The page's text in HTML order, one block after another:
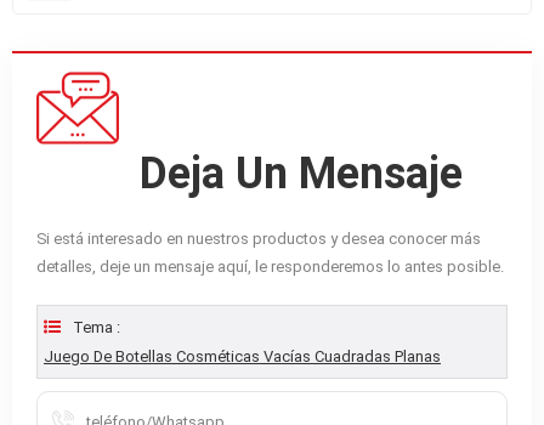
Deja Un Mensaje
Si está interesado en nuestros productos y desea conocer más
detalles, deje un mensaje aquí, le responderemos lo antes posible.
Tema :
Juego De Botellas Cosméticas Vacías Cuadradas Planas